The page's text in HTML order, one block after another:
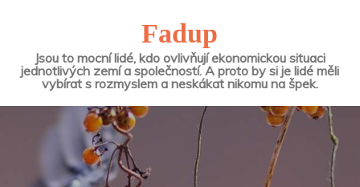
Fadup
Jsou to mocní lidé, kdo ovlivňují ekonomickou situaci
jednotlivých zemí a společností. A proto by si je lidé měli
vybírat s rozmyslem a neskákat nikomu na špek.